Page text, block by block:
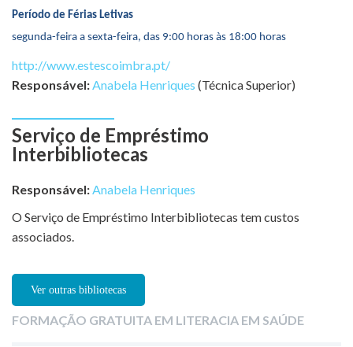
Período de Férias Letivas
segunda-feira a sexta-feira, das 9:00 horas às 18:00 horas
http://www.estescoimbra.pt/
Responsável:Anabela Henriques (Técnica Superior)
Serviço de Empréstimo
Interbibliotecas
Responsável:Anabela Henriques
O Serviço de Empréstimo Interbibliotecas tem custos
associados.
Ver outras bibliotecas
FORMAÇÃO GRATUITA EM LITERACIA EM SAÚDE